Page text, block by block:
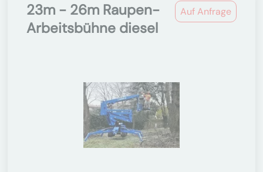
Auf Anfrage
23m - 26m Raupen-
Arbeitsbühne diesel